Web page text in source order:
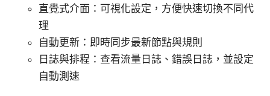
直覺式介面：可視化設定，方便快速切換不同代
理
自動更新：即時同步最新節點與規則
日誌與排程：查看流量日誌、錯誤日誌，並設定
自動測速